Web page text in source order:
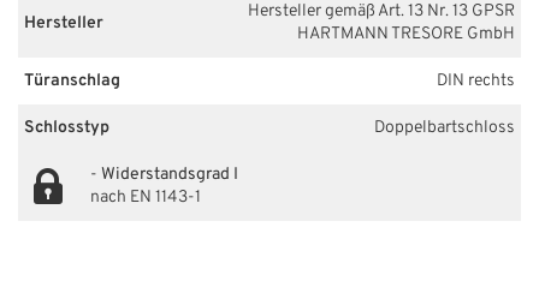
Hersteller
Hersteller gemäß Art. 13 Nr. 13 GPSR
HARTMANN TRESORE GmbH
Türanschlag DIN rechts
Schlosstyp Doppelbartschloss
- Widerstandsgrad I
nach EN 1143-1